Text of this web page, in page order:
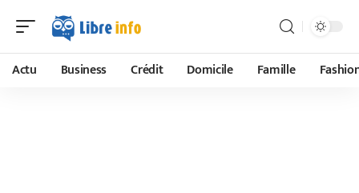
Actu Business Crédit Domicile Famille